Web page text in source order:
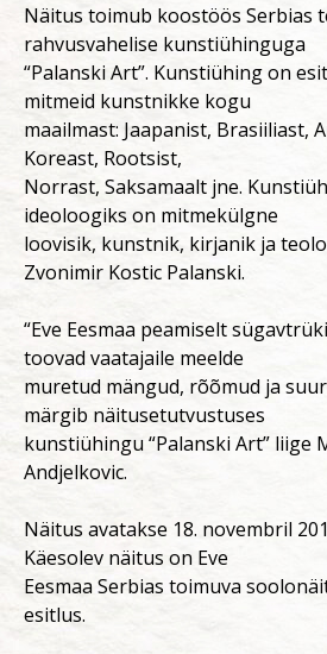
Näitus toimub koostöös Serbias
rahvusvahelise kunstiühinguga
“Palanski Art”. Kunstiühing on
mitmeid kunstnikke kogu
maailmast: Jaapanist, Brasiiliast,
Koreast, Rootsist,
Norrast, Saksamaalt jne.
ideoloogiks on mitmekülgne
loovisik, kunstnik, kirjanik ja
Zvonimir Kostic Palanski.
“Eve Eesmaa peamiselt
toovad vaatajaile meelde
muretud mängud, rõõmud ja
märgib näitusetutvustuses
kunstiühingu “Palanski Art” liige
Andjelkovic.
Näitus avatakse 18. novembril
Käesolev näitus on Eve
Eesmaa Serbias toimuva
esitlus.